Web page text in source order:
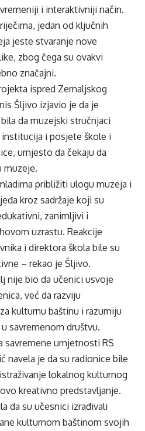
i interaktivniji način.
jedan od ključnih
jeste stvaranje nove
zbog čega su ovakvi
značajni.
ispred Zemaljskog
Šljivo izjavio je da je
da muzejski stručnjaci
i posjete škole i
umjesto da čekaju da
muzeje.
približiti ulogu muzeja i
kroz sadržaje koji su
zanimljivi i
uzrastu. Reakcije
i direktora škola bile su
– rekao je Šljivo.
nije bio da učenici usvoje
već da razviju
kulturnu baštinu i razumiju
savremenom društvu.
savremene umjetnosti RS
navela je da su radionice bile
lokalnog kulturnog
kreativno predstavljanje.
da su učesnici izrađivali
kulturnom baštinom svojih